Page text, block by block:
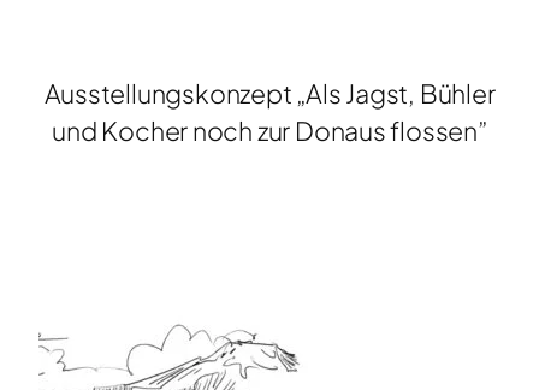
Ausstellungskonzept „Als Jagst, Bühler
und Kocher noch zur Donaus flossen”